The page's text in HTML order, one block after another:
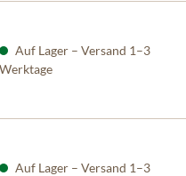
Auf Lager – Versand 1–3
Werktage
Auf Lager – Versand 1–3